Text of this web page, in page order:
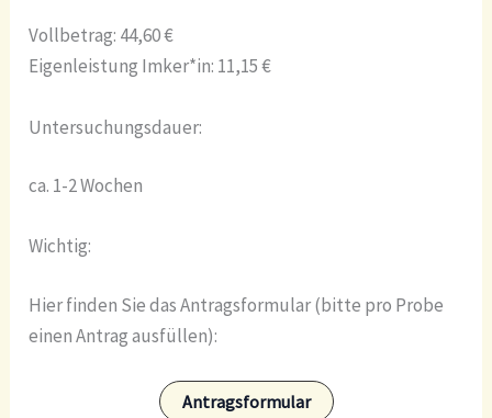
Vollbetrag: 44,60 €
Eigenleistung Imker*in: 11,15 €
Untersuchungsdauer:
ca. 1-2 Wochen
Wichtig:
Hier finden Sie das Antragsformular (bitte pro Probe
einen Antrag ausfüllen):
Antragsformular